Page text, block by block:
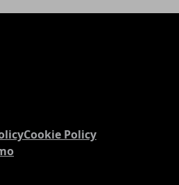
Cookie Policy